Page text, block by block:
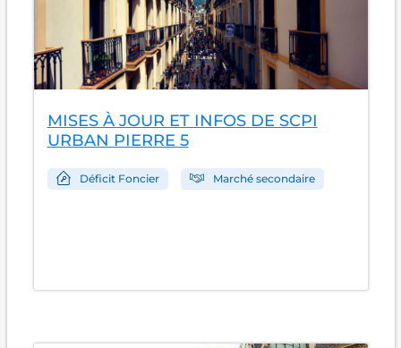
MISES À JOUR ET INFOS DE SCPI
URBAN PIERRE 5
Déficit Foncier Marché secondaire